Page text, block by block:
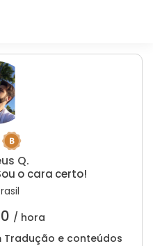
Q.
o cara certo!
/ hora
Tradução e conteúdos